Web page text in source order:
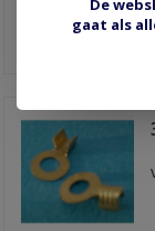
gaat als